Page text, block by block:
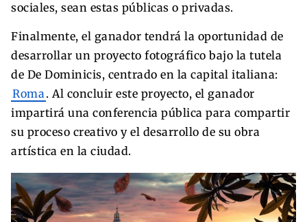
sociales, sean estas públicas o privadas.
Finalmente, el ganador tendrá la oportunidad de
desarrollar un proyecto fotográfico bajo la tutela
de De Dominicis, centrado en la capital italiana:
Roma. Al concluir este proyecto, el ganador
impartirá una conferencia pública para compartir
su proceso creativo y el desarrollo de su obra
artística en la ciudad.